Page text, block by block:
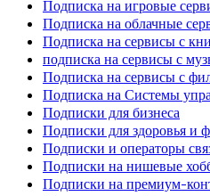
Подписка на игровые
Подписка на облачные
Подписка на сервисы с
подписка на сервисы с
Подписка на сервисы с
Подписка на Системы
Подписки для бизнеса
Подписки для здоровья и
Подписки и операторы
Подписки на нишевые
Подписки на премиум-